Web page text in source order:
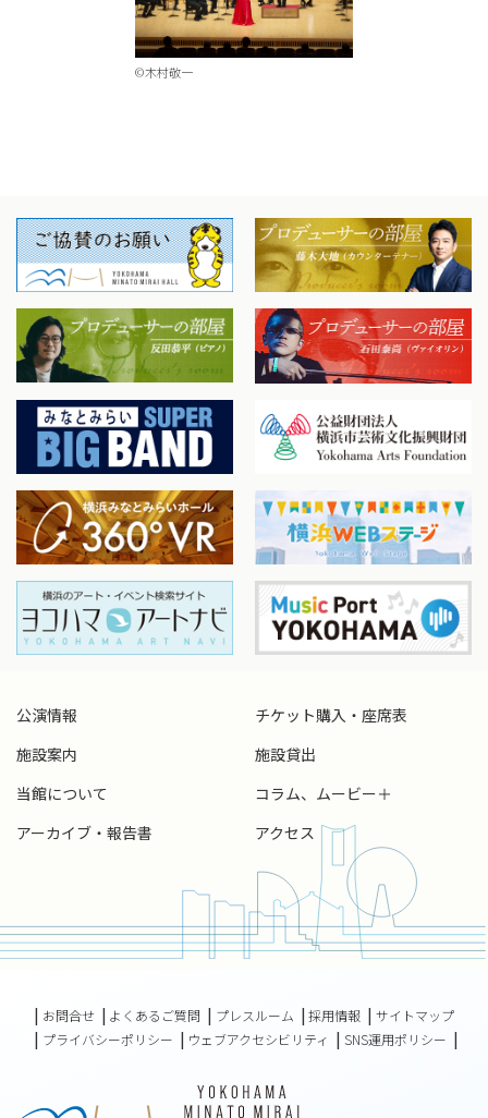
©木村敬一
公演情報
チケット購入・座席表
施設案内
施設貸出
当館について
コラム、ムービー＋
アーカイブ・報告書
アクセス
お問合せ よくあるご質問 プレスルーム 採用情報
サイトマップ
プライバシーポリシー
ウェブアクセシビリティ SNS運用ポリシー